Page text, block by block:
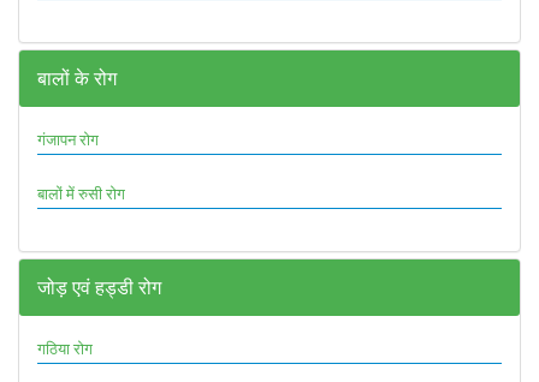
बालों के रोग
गंजापन रोग
बालों में रुसी रोग
जोड़ एवं हड्डी रोग
गठिया रोग